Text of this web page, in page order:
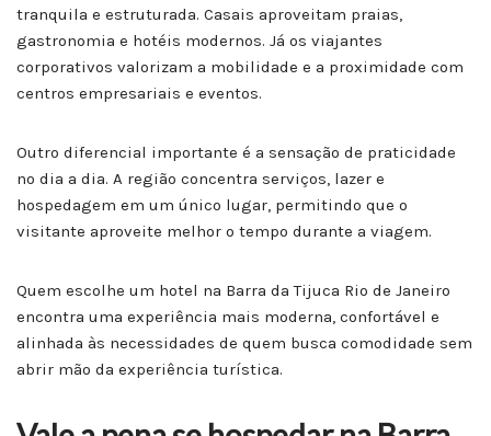
tranquila e estruturada. Casais aproveitam praias,
gastronomia e hotéis modernos. Já os viajantes
corporativos valorizam a mobilidade e a proximidade com
centros empresariais e eventos.
Outro diferencial importante é a sensação de praticidade
no dia a dia. A região concentra serviços, lazer e
hospedagem em um único lugar, permitindo que o
visitante aproveite melhor o tempo durante a viagem.
Quem escolhe um hotel na Barra da Tijuca Rio de Janeiro
encontra uma experiência mais moderna, confortável e
alinhada às necessidades de quem busca comodidade sem
abrir mão da experiência turística.